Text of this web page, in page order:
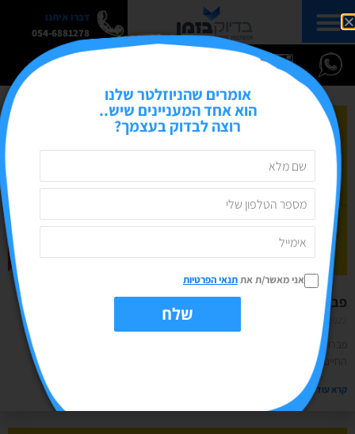
דברו איתנו
054-6881278
פברואר 2022 | הימים החשובים של החודש
16/01/2022
פברואר בפתח, וזה אומר שהגענו לאמצע הרבעון הרבעון הראשון של השנה. אבל
החיים כמו שאנחנו מכירים, משתנים כל הזמן, ועסק שלא יודע להתאים את עצמו
קרא עוד »
אומרים שהניוזלטר שלנו
הוא אחד המעניינים שיש..
רוצה לבדוק בעצמך?
אני מאשר/ת אתתנאי הפרטיות
שלח